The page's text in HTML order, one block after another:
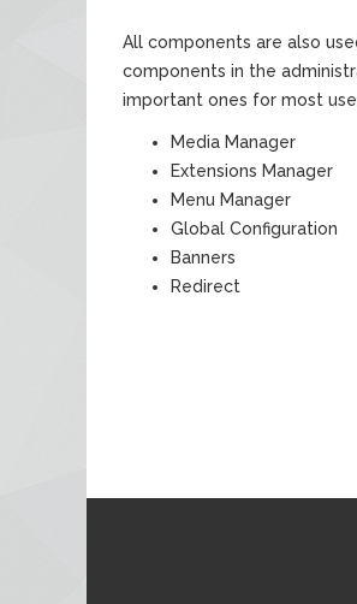
All components are also
components in the
important ones for most
Media Manager
Extensions Manager
Menu Manager
Global Configuration
Banners
Redirect